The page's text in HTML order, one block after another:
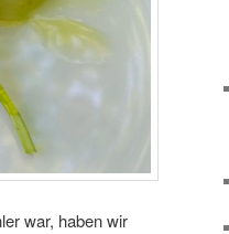
war, haben wir